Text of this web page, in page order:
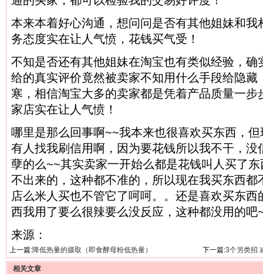
本来本着好心沟通，想问问是否有其他姐妹和我
务态度实在让人气愤，花钱买气受！
不知是否还有其他姐妹在淘宝也有类似经验，确
给的真实评价竟然被卖家不知用什么手段给隐藏
寒，相信淘宝大多的卖家都是凭着产品质量一
家店实在让人气愤！
哪里是那么回事啊~~我本来也很喜欢买东西，
有人找我刷信用啊，因为要花钱所以我不干，没
孽的么~~其实卖家一开始么都是花钱叫人买了
不出来的，这种都不准的，所以现在我买东西
店么米人买也不管它了呵呵。。还是喜欢买东
西我用了要么很辣要么没反应，这种都没用的吧
来源：
上一篇:降低热量的摄取（即食酵母粉低热量） 下一篇:3个另类招
相关文章